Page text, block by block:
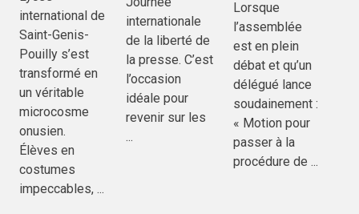
international de
Saint-Genis-
Pouilly s’est
transformé en
un véritable
microcosme
onusien.
Élèves en
costumes
impeccables, ...
internationale
de la liberté de
la presse. C’est
l’occasion
idéale pour
revenir sur les
...
Lorsque
l’assemblée
est en plein
débat et qu’un
délégué lance
soudainement :
« Motion pour
passer à la
procédure de ...